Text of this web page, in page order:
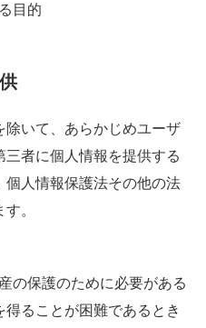
目的
除いて、あらかじめユーザ
者に個人情報を提供する
個人情報保護法その他の法
。
の保護のために必要がある
ることが困難であるとき